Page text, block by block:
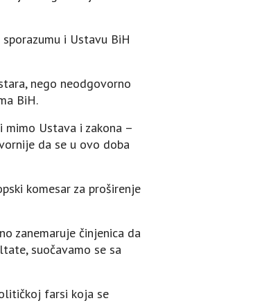
i Ustavu BiH
nego neodgovorno
BiH.
Ustava i zakona –
da se u ovo doba
komesar za proširenje
zanemaruje činjenica da
suočavamo se sa
farsi koja se